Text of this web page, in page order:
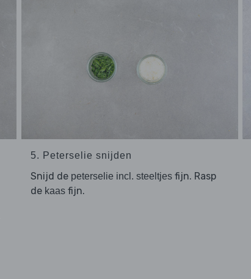
5. Peterselie snijden
Snijd de peterselie incl. steeltjesfijn. Rasp
de kaasfijn.